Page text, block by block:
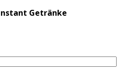
Getränke